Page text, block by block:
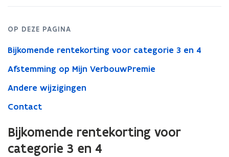
OP DEZE PAGINA
Bijkomende rentekorting voor categorie 3 en 4
Afstemming op Mijn VerbouwPremie
Andere wijzigingen
Contact
Bijkomende rentekorting voor
categorie 3 en 4